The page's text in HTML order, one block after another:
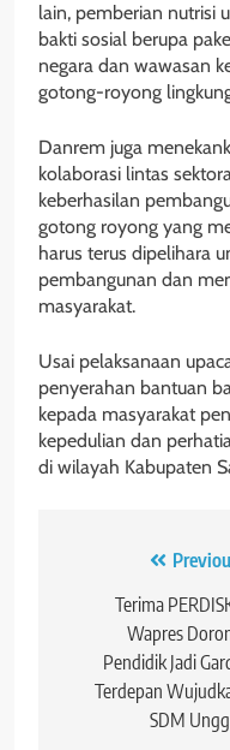
lain, pemberian nutrisi
bakti sosial berupa
negara dan wawasan
gotong-royong
Danrem juga
kolaborasi lintas
keberhasilan
gotong royong yang
harus terus dipelihara
pembangunan dan
masyarakat.
Usai pelaksanaan
penyerahan bantuan
kepada masyarakat
kepedulian dan
di wilayah Kabupaten
Navigasi
Terima
Wapres
Pendidik Jadi
Terdepan
SDM